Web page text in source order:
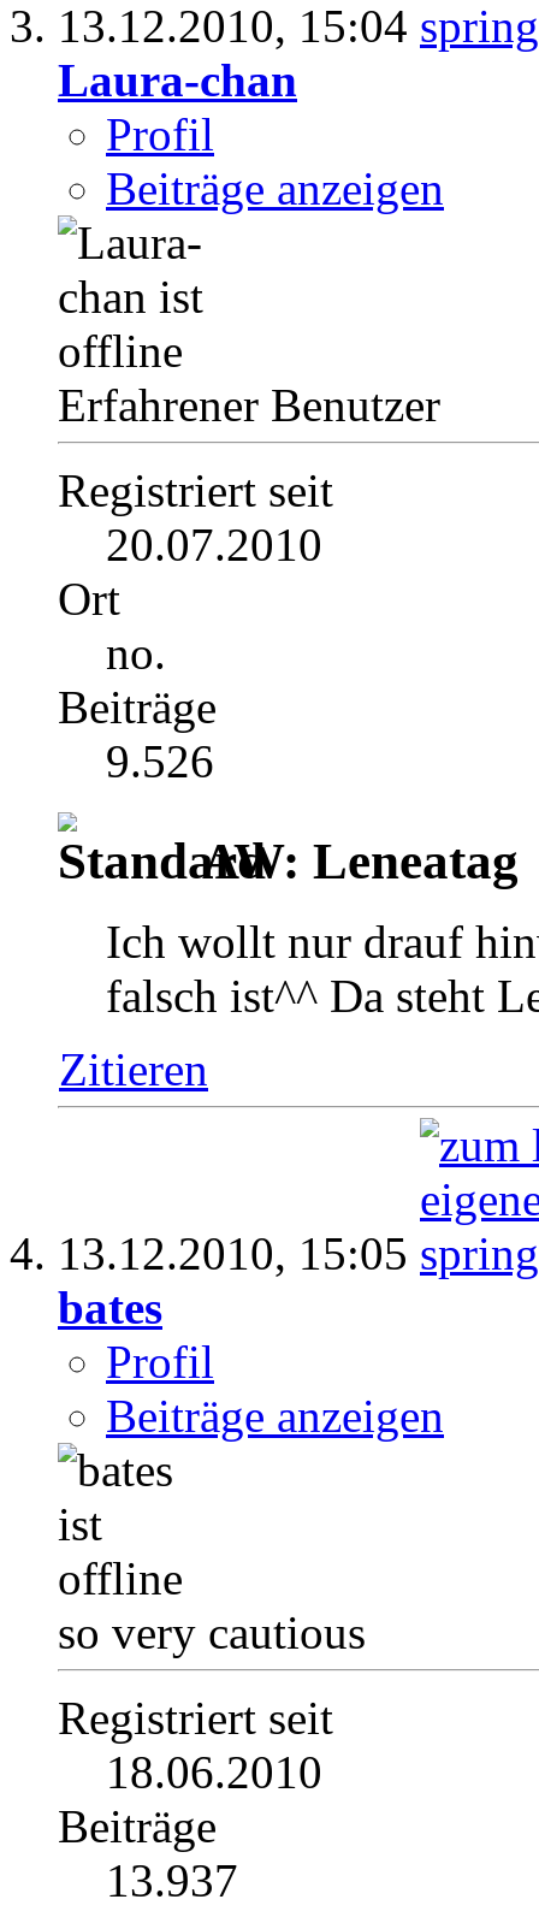
13.12.2010, 15:04
Laura-chan
Profil
Beiträge anzeigen
Erfahrener Benutzer
Registriert seit
20.07.2010
Ort
no.
Beiträge
9.526
AW: Leneatag
Ich wollt nur drauf
falsch ist^^ Da steht
Zitieren
13.12.2010, 15:05
bates
Profil
Beiträge anzeigen
so very cautious
Registriert seit
18.06.2010
Beiträge
13.937